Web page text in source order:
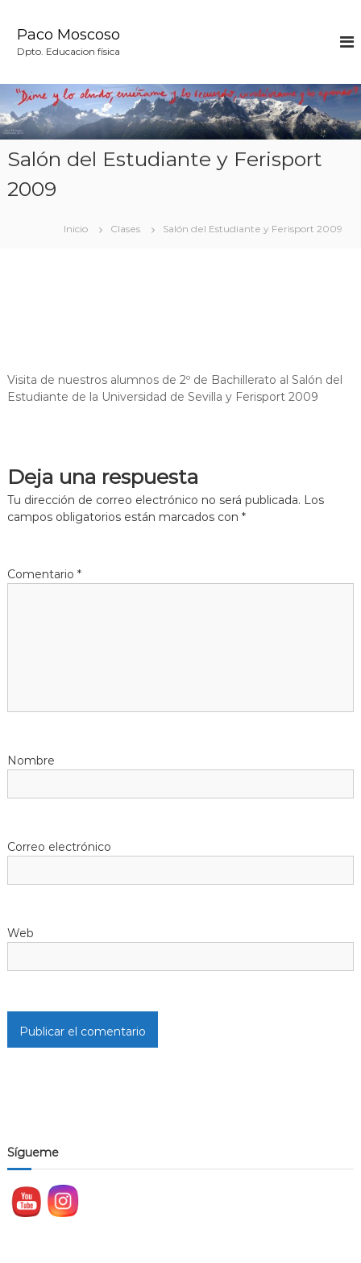
a
l
c
Paco Moscoso
Dpto. Educacion física
Salón del Estudiante y Ferisport
2009
Inicio Clases Salón del Estudiante y Ferisport 2009
Visita de nuestros alumnos de 2º de Bachillerato al Salón del
Estudiante de la Universidad de Sevilla y Ferisport 2009
Deja una respuesta
Tu dirección de correo electrónico no será publicada. Los
campos obligatorios están marcados con *
Comentario *
Nombre
Correo electrónico
Web
Sígueme